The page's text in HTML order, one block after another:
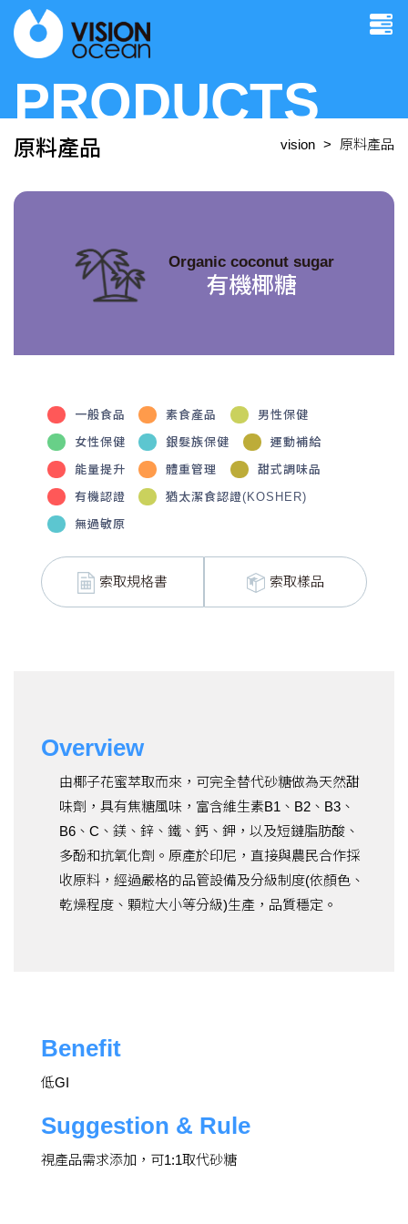
PRODUCTS
原料產品 vision 原料產品
Organic coconut sugar
有機椰糖
一般食品 素食產品 男性保健
女性保健 銀髮族保健 運動補給
能量提升 體重管理 甜式調味品
有機認證 猶太潔食認證(KOSHER)
無過敏原
索取規格書 索取樣品
Overview
由椰子花蜜萃取而來，可完全替代砂糖做為天然甜
味劑，具有焦糖風味，富含維生素B1、B2、B3、
B6、C、鎂、鋅、鐵、鈣、鉀，以及短鏈脂肪酸、
多酚和抗氧化劑。原產於印尼，直接與農民合作採
收原料，經過嚴格的品管設備及分級制度(依顏色、
乾燥程度、顆粒大小等分級)生產，品質穩定。
Benefit
低GI
Suggestion & Rule
視產品需求添加，可1:1取代砂糖